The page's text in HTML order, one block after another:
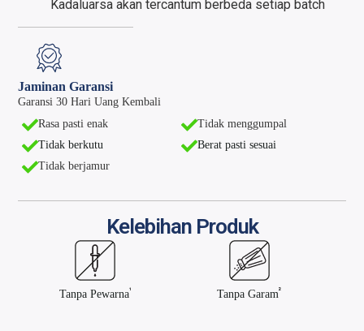
Kadaluarsa akan tercantum berbeda setiap batch
Jaminan Garansi
Garansi 30 Hari Uang Kembali
Rasa pasti enak
Tidak berkutu
Tidak berjamur
Tidak menggumpal
Berat pasti sesuai
Kelebihan Produk
Tanpa Pewarna¹ Tanpa Garam²